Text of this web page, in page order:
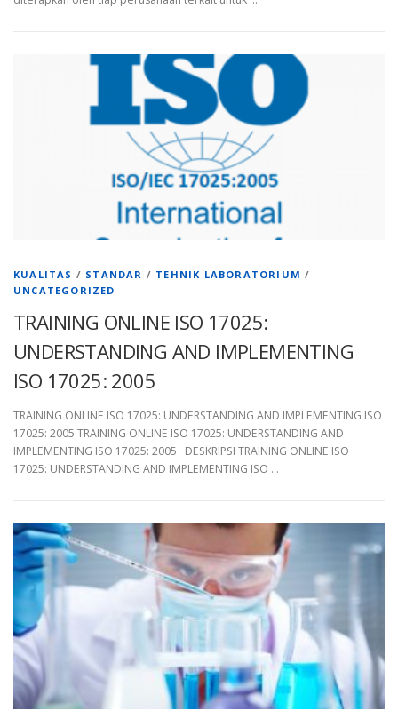
KUALITAS / STANDAR / TEHNIK LABORATORIUM /
UNCATEGORIZED
TRAINING ONLINE ISO 17025:
UNDERSTANDING AND IMPLEMENTING
ISO 17025: 2005
TRAINING ONLINE ISO 17025: UNDERSTANDING AND IMPLEMENTING ISO
17025: 2005 TRAINING ONLINE ISO 17025: UNDERSTANDING AND
IMPLEMENTING ISO 17025: 2005 DESKRIPSI TRAINING ONLINE ISO
17025: UNDERSTANDING AND IMPLEMENTING ISO …